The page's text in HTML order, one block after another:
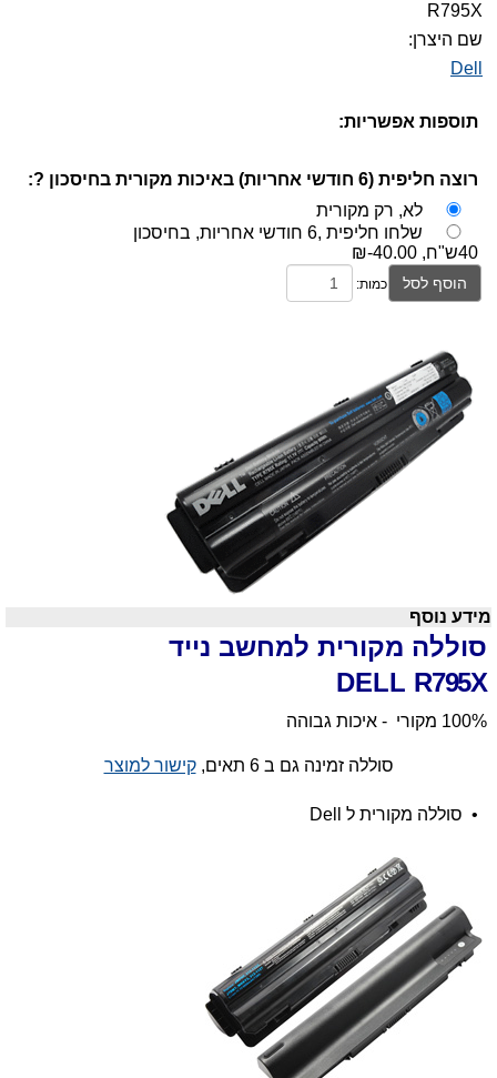
R795X
שם היצרן:
Dell
תוספות אפשריות:
רוצה חליפית (6 חודשי אחריות) באיכות מקורית בחיסכון ?:
לא, רק מקורית
שלחו חליפית ,6 חודשי אחריות, בחיסכון
40ש"ח,
₪-40.00
הוסף לסל כמות:
מידע נוסף
סוללה מקורית למחשב נייד
DELL R795X
100% מקורי - איכות גבוהה
סוללה זמינה גם ב 6 תאים, קישור למוצר
• סוללה מקורית ל Dell